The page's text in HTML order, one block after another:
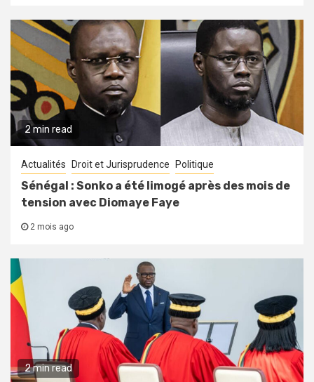
2 min read
Actualités Droit et Jurisprudence Politique
Sénégal : Sonko a été limogé après des mois de
tension avec Diomaye Faye
2 mois ago
2 min read